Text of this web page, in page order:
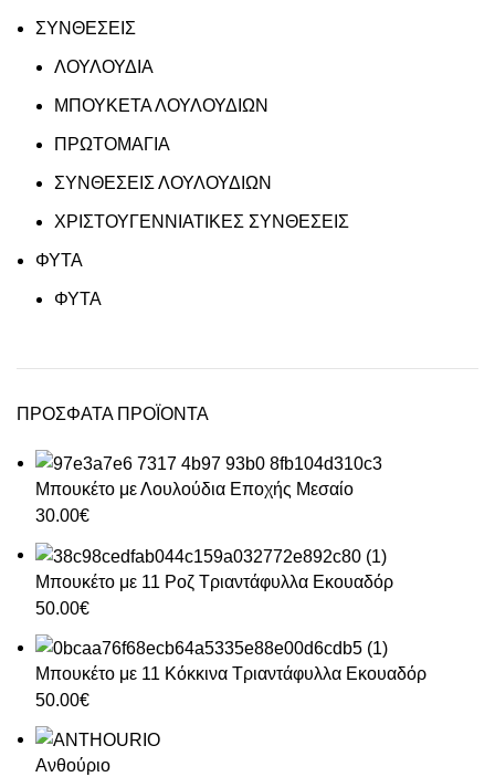
ΣΥΝΘΕΣΕΙΣ
ΛΟΥΛΟΥΔΙΑ
ΜΠΟΥΚΕΤΑ ΛΟΥΛΟΥΔΙΩΝ
ΠΡΩΤΟΜΑΓΙΑ
ΣΥΝΘΕΣΕΙΣ ΛΟΥΛΟΥΔΙΩΝ
ΧΡΙΣΤΟΥΓΕΝΝΙΑΤΙΚΕΣ ΣΥΝΘΕΣΕΙΣ
ΦΥΤΑ
ΦΥΤΑ
ΠΡΟΣΦΑΤΑ ΠΡΟΪΟΝΤΑ
Μπουκέτο με Λουλούδια Εποχής Μεσαίο
30.00€
Μπουκέτο με 11 Ροζ Τριαντάφυλλα Εκουαδόρ
50.00€
Μπουκέτο με 11 Κόκκινα Τριαντάφυλλα Εκουαδόρ
50.00€
Ανθούριο